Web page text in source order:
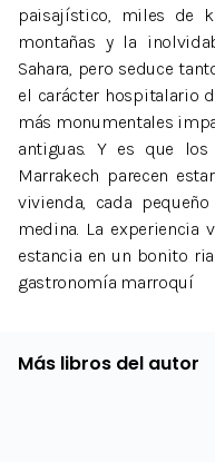
paisajístico, miles de
montañas y la
Sahara, pero seduce
el carácter hospitalario
más monumentales
antiguas. Y es que
Marrakech parecen
vivienda, cada
medina. La experiencia
estancia en un bonito
gastronomía marroquí
Más libros del autor